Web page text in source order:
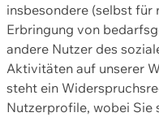
insbesondere (selbst
Erbringung von
andere Nutzer des
Aktivitäten auf unserer
steht ein
Nutzerprofile, wobei Sie